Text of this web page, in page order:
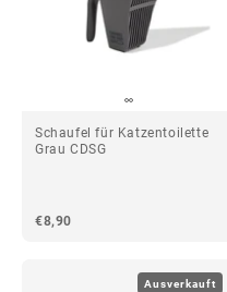
Schaufel für Katzentoilette
Grau CDSG
€8,90
Ausverkauft